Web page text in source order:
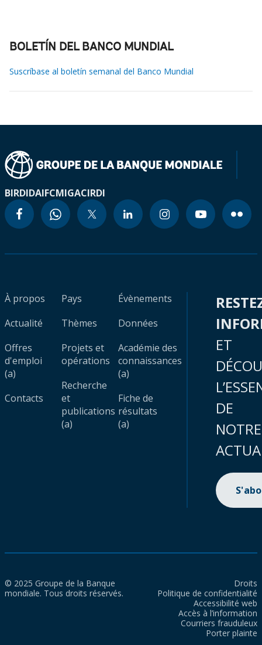
BOLETÍN DEL BANCO MUNDIAL
Suscríbase al boletín semanal del Banco Mundial
BIRDIDAIFCMIGACIRDI
À propos
Actualité
Offres
d'emploi
(a)
Contacts
Pays
Thèmes
Projets et
opérations
Recherche
et
publications
(a)
Évènements
Données
Académie des
connaissances
(a)
Fiche de
résultats
(a)
ET
DE
NOTRE
© 2025 Groupe de la Banque
mondiale. Tous droits réservés.
Droits
Politique de confidentialité
Accessibilité web
Accès à l’information
Courriers frauduleux
Porter plainte